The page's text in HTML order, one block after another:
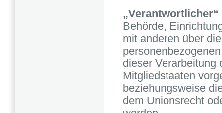
„Verantwortlicher“
Behörde,
mit anderen über
dieser Verarbeitung
Mitgliedstaaten
beziehungsweise
dem Unionsrecht